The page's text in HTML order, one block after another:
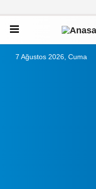
7 Ağustos 2026, Cuma